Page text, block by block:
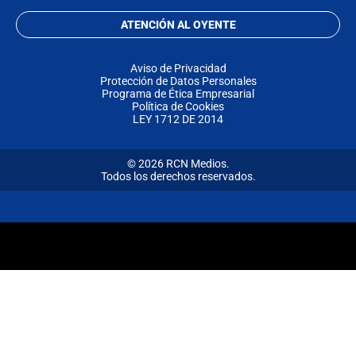
ATENCIÓN AL OYENTE
Aviso de Privacidad
Protección de Datos Personales
Programa de Ética Empresarial
Política de Cookies
LEY 1712 DE 2014
© 2026 RCN Medios.
Todos los derechos reservados.